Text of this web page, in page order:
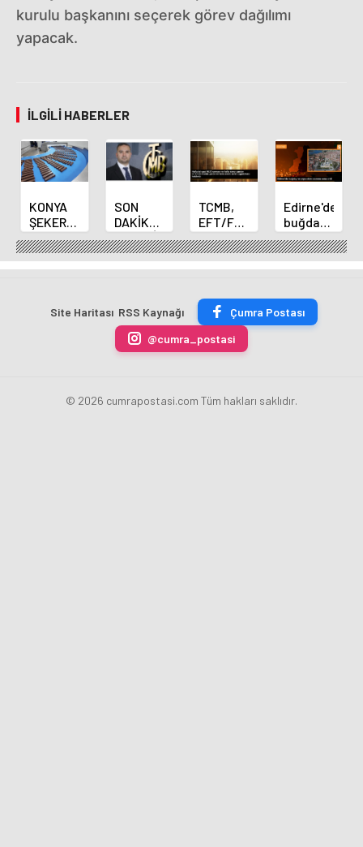
kurulu başkanını seçerek görev dağılımı
yapacak.
İLGILI HABERLER
KONYA
ŞEKER
YILLIK 7
BİN 500
TON
ÜRETİLECEK
SON
DAKİKA
HABERİ:
Yeni
Merkez
Fatih
Karahan
oldu
TCMB,
EFT/FAST
işlemleri
için
fazla
uygulamasını
kaldırdı
Edirne'de
buğday
ve arpa
ekim
sezonu
erdi
Site Haritası RSS Kaynağı
Çumra Postası
@cumra_postasi
© 2026 cumrapostasi.com Tüm hakları saklıdır.